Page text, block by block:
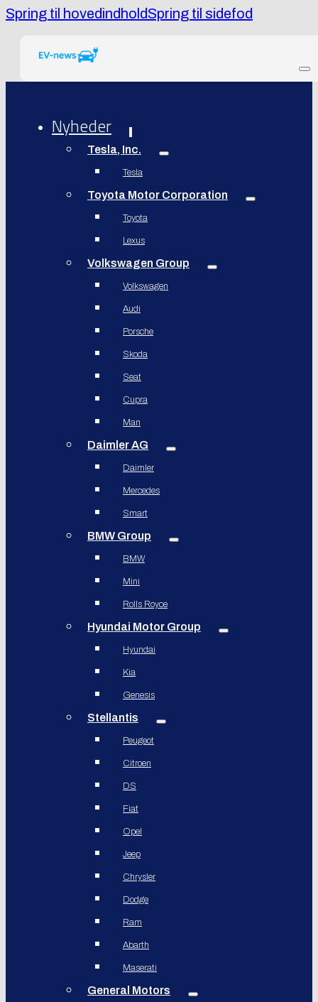
Spring til hovedindholdSpring til sidefod
Nyheder
Tesla, Inc.
Tesla
Toyota Motor Corporation
Toyota
Lexus
Volkswagen Group
Volkswagen
Audi
Porsche
Skoda
Seat
Cupra
Man
Daimler AG
Daimler
Mercedes
Smart
BMW Group
BMW
Mini
Rolls Royce
Hyundai Motor Group
Hyundai
Kia
Genesis
Stellantis
Peugeot
Citroen
DS
Fiat
Opel
Jeep
Chrysler
Dodge
Ram
Abarth
Maserati
General Motors